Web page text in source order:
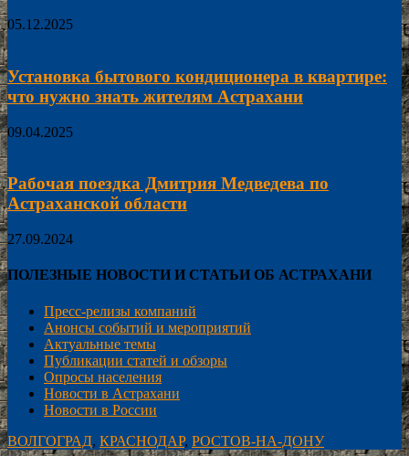
05.12.2025
Установка бытового кондиционера в квартире:
что нужно знать жителям Астрахани
09.04.2025
Рабочая поездка Дмитрия Медведева по
Астраханской области
27.09.2024
ПОЛЕЗНЫЕ НОВОСТИ И СТАТЬИ ОБ АСТРАХАНИ
Пресс-релизы компаний
Анонсы событий и мероприятий
Актуальные темы
Публикации статей и обзоры
Опросы населения
Новости в Астрахани
Новости в России
ВОЛГОГРАД, КРАСНОДАР, РОСТОВ-НА-ДОНУ